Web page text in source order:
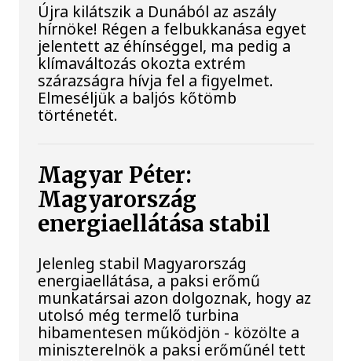
Újra kilátszik a Dunából az aszály
hírnöke! Régen a felbukkanása egyet
jelentett az éhínséggel, ma pedig a
klímaváltozás okozta extrém
szárazságra hívja fel a figyelmet.
Elmeséljük a baljós kőtömb
történetét.
Magyar Péter:
Magyarország
energiaellátása stabil
Jelenleg stabil Magyarország
energiaellátása, a paksi erőmű
munkatársai azon dolgoznak, hogy az
utolsó még termelő turbina
hibamentesen működjön - közölte a
miniszterelnök a paksi erőműnél tett